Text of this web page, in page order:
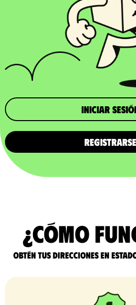
iniciar
REGISTRARSE
¿Cómo
Obtén tus direcciones en